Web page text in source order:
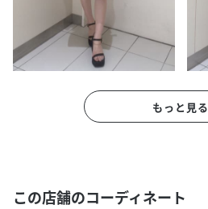
もっと見る
この店舗のコーディネート